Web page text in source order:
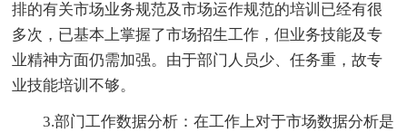
排的有关市场业务规范及市场运作规范的培训已经有很
多次，已基本上掌握了市场招生工作，但业务技能及专
业精神方面仍需加强。由于部门人员少、任务重，故专
业技能培训不够。
3.部门工作数据分析：在工作上对于市场数据分析是